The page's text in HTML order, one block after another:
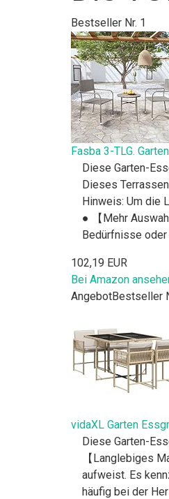
Bestseller Nr. 1
Fasba 3-TLG.
Diese Garten-
Dieses
Hinweis: Um die
● 【Mehr
Bedürfnisse oder
102,19 EUR
Bei Amazon
AngebotBestseller
vidaXL Garten
Diese Garten-
【Langlebiges
aufweist. Es
häufig bei der